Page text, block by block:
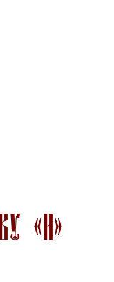
«И»